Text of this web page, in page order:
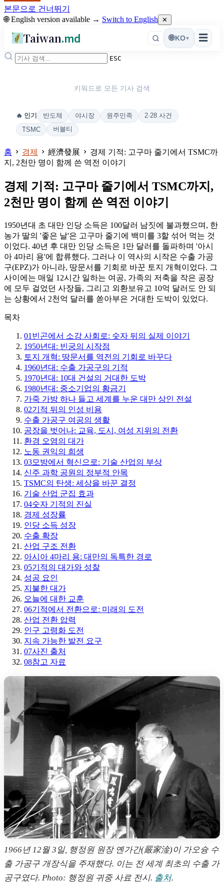
본문으로 건너뛰기
🌐 English version available → Switch to English ✕
Taiwan.md ☰
🌐KO▾
ESC
키워드로 모든 기사 검색
🔥 인기 반도체 야시장 원주민족
2·28 사건
TSMC
버블티
홈 경제 經濟發展
경제 기적: 고구마 줄기에서 TSMC까
지, 2천만 명이 함께 쓴 역전 이야기
경제 기적: 고구마 줄기에서 TSMC까지,
2천만 명이 함께 쓴 역전 이야기
1950년대 초 대만 인당 소득은 100달러 남짓에 불과했으며, 한
농가 딸의 '좋은 날'은 고구마 줄기에 백미를 3할 섞어 먹는 것
이었다. 40년 후 대만 인당 소득은 1만 달러를 돌파하며 '아시
아 4마리 용'에 합류했다. 그러나 이 역사의 시작은 수출 가공
구(EPZ)가 아니라, 땅문서를 기회로 바꾼 토지 개혁이었다. 그
사이에는 매일 12시간 일하는 여공, 가족의 저축을 작은 공장
에 모두 걸었던 사장들, 그리고 외환보유고 10억 달러도 안 되
는 상황에서 2천억 달러를 쏟아부은 거대한 도박이 있었다.
목차
01 빈곤에서 소강 사회로: 숫자 뒤의 실제 이야기
1950년대: 빈궁의 시작점
토지 개혁: 땅문서를 역전의 기회로 바꾸다
1960년대: 수출 가공구의 기적
1970년대: 10대 건설의 거대한 도박
1980년대: 중소기업의 황금기
가죽 가방 하나 들고 세계를 누운 대만 상인 전설
02기적 뒤의 인성 비용
수출 가공구 여공의 생활
공장을 벗어나: 교육, 도시, 여성 지위의 전환
환경 오염의 대가
노동 권익의 희생
03모방에서 혁신으로: 기술 산업의 부상
신주 과학 공원의 정부적 안목
TSMC의 탄생: 세상을 바꾼 결정
기술 산업 군집 효과
04숫자 기적의 진실
경제 성장률
인당 소득 성장
수출 확장
산업 구조 전환
아시아 4마리 용: 대만의 독특한 경로
05기적의 대가와 성찰
성공 요인
지불한 대가
오늘에 대한 교훈
06기적에서 전환으로: 미래의 도전
산업 전환 압력
인구 고령화 도전
지속 가능한 발전 요구
07사진 출처
08참고 자료
1966년 12월 3일, 행정원 원장 옌가간(嚴家淦)이 가오슝 수
출 가공구 개장식을 주재했다. 이는 전 세계 최초의 수출 가
공구였다. Photo: 행정원 귀중 사료 전시. 출처.